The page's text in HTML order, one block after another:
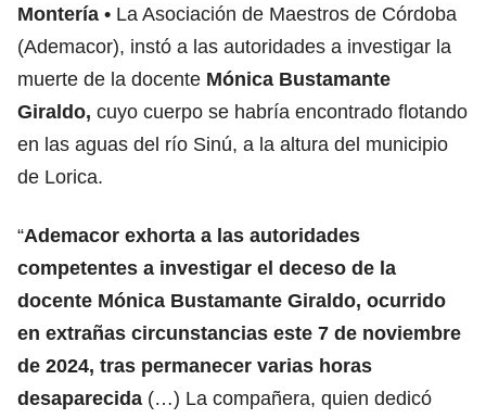
Montería
La Asociación de Maestros de Córdoba
(Ademacor), instó a las autoridades a investigar la
muerte de la docente Mónica Bustamante
Giraldo, cuyo cuerpo se habría encontrado flotando
en las aguas del río Sinú, a la altura del municipio
de Lorica.
“Ademacor exhorta a las autoridades
competentes a investigar el deceso de la
docente Mónica Bustamante Giraldo, ocurrido
en extrañas circunstancias este 7 de noviembre
de 2024, tras permanecer varias horas
desaparecida (…) La compañera, quien dedicó